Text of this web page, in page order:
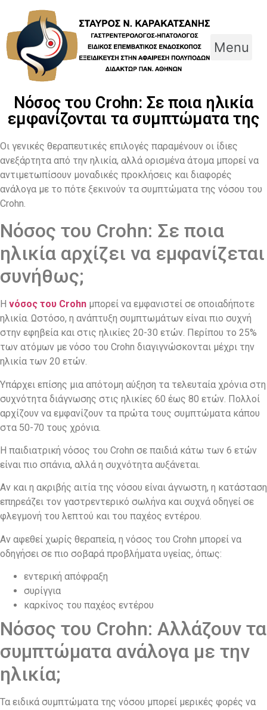
content
Menu
Νόσος του Crohn: Σε ποια ηλικία
εμφανίζονται τα συμπτώματα της
Οι γενικές θεραπευτικές επιλογές παραμένουν οι ίδιες
ανεξάρτητα από την ηλικία, αλλά ορισμένα άτομα μπορεί να
αντιμετωπίσουν μοναδικές προκλήσεις και διαφορές
ανάλογα με το πότε ξεκινούν τα συμπτώματα της νόσου του
Crohn.
Νόσος του Crohn: Σε ποια
ηλικία αρχίζει να εμφανίζεται
συνήθως;
Η νόσος του Crohn μπορεί να εμφανιστεί σε οποιαδήποτε
ηλικία. Ωστόσο, η ανάπτυξη συμπτωμάτων είναι πιο συχνή
στην εφηβεία και στις ηλικίες 20-30 ετών. Περίπου το 25%
των ατόμων με νόσο του Crohn διαγιγνώσκονται μέχρι την
ηλικία των 20 ετών.
Υπάρχει επίσης μια απότομη αύξηση τα τελευταία χρόνια στη
συχνότητα διάγνωσης στις ηλικίες 60 έως 80 ετών. Πολλοί
αρχίζουν να εμφανίζουν τα πρώτα τους συμπτώματα κάπου
στα 50-70 τους χρόνια.
Η παιδιατρική νόσος του Crohn σε παιδιά κάτω των 6 ετών
είναι πιο σπάνια, αλλά η συχνότητα αυξάνεται.
Αν και η ακριβής αιτία της νόσου είναι άγνωστη, η κατάσταση
επηρεάζει τον γαστρεντερικό σωλήνα και συχνά οδηγεί σε
φλεγμονή του λεπτού και του παχέος εντέρου.
Αν αφεθεί χωρίς θεραπεία, η νόσος του Crohn μπορεί να
οδηγήσει σε πιο σοβαρά προβλήματα υγείας, όπως:
εντερική απόφραξη
συρίγγια
καρκίνος του παχέος εντέρου
Νόσος του Crohn: Αλλάζουν τα
συμπτώματα ανάλογα με την
ηλικία;
Τα ειδικά συμπτώματα της νόσου μπορεί μερικές φορές να